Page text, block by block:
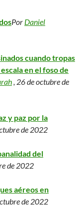
Por Daniel
cuando tropas
en el foso de
, 26 de octubre de
y paz por la
de 2022
del
de 2022
aéreos en
de 2022